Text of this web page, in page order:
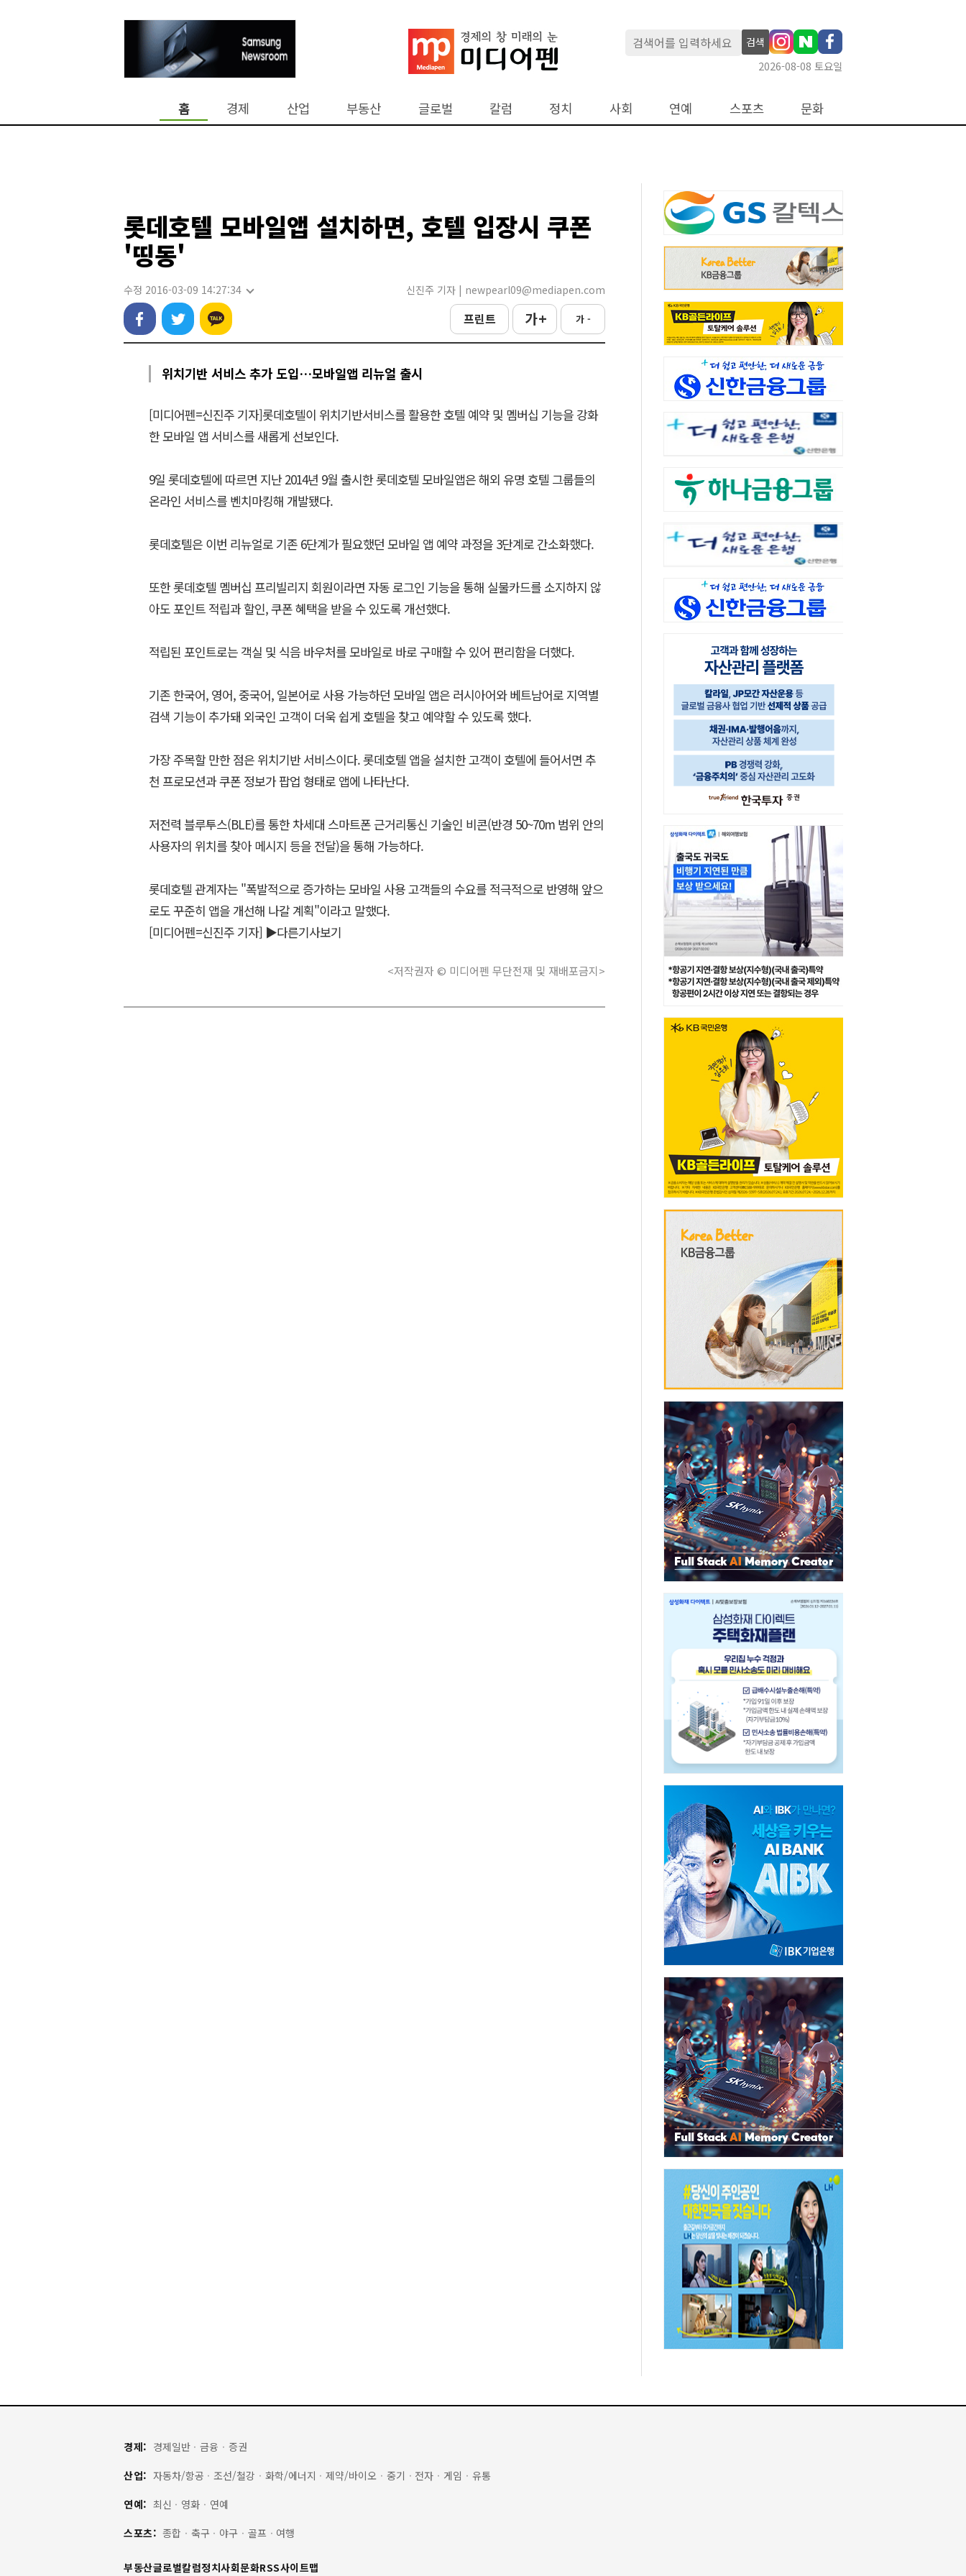
검색
2026-08-08 토요일
홈 경제 산업 부동산 글로벌 칼럼 정치 사회 연예 스포츠 문화
롯데호텔 모바일앱 설치하면, 호텔 입장시 쿠폰
'띵동'
수정 2016-03-09 14:27:34 신진주 기자 | newpearl09@mediapen.com
프린트 가 + 가 -
위치기반 서비스 추가 도입…모바일앱 리뉴얼 출시
[미디어펜=신진주 기자]롯데호텔이 위치기반서비스를 활용한 호텔 예약 및 멤버십 기능을 강화
한 모바일 앱 서비스를 새롭게 선보인다.
9일 롯데호텔에 따르면 지난 2014년 9월 출시한 롯데호텔 모바일앱은 해외 유명 호텔 그룹들의
온라인 서비스를 벤치마킹해 개발됐다.
롯데호텔은 이번 리뉴얼로 기존 6단계가 필요했던 모바일 앱 예약 과정을 3단계로 간소화했다.
또한 롯데호텔 멤버십 프리빌리지 회원이라면 자동 로그인 기능을 통해 실물카드를 소지하지 않
아도 포인트 적립과 할인, 쿠폰 혜택을 받을 수 있도록 개선했다.
적립된 포인트로는 객실 및 식음 바우처를 모바일로 바로 구매할 수 있어 편리함을 더했다.
기존 한국어, 영어, 중국어, 일본어로 사용 가능하던 모바일 앱은 러시아어와 베트남어로 지역별
검색 기능이 추가돼 외국인 고객이 더욱 쉽게 호텔을 찾고 예약할 수 있도록 했다.
가장 주목할 만한 점은 위치기반 서비스이다. 롯데호텔 앱을 설치한 고객이 호텔에 들어서면 추
천 프로모션과 쿠폰 정보가 팝업 형태로 앱에 나타난다.
저전력 블루투스(BLE)를 통한 차세대 스마트폰 근거리통신 기술인 비콘(반경 50~70m 범위 안의
사용자의 위치를 찾아 메시지 등을 전달)을 통해 가능하다.
롯데호텔 관계자는 "폭발적으로 증가하는 모바일 사용 고객들의 수요를 적극적으로 반영해 앞으
로도 꾸준히 앱을 개선해 나갈 계획"이라고 말했다.
[미디어펜=신진주 기자] ▶다른기사보기
<저작권자 © 미디어펜 무단전재 및 재배포금지>
경제: 경제일반 · 금융 · 증권
산업: 자동차/항공 · 조선/철강 · 화학/에너지 · 제약/바이오 · 중기 · 전자 · 게임 · 유통
연예: 최신 · 영화 · 연예
스포츠: 종합 · 축구 · 야구 · 골프 · 여행
부동산글로벌칼럼정치사회문화RSS사이트맵